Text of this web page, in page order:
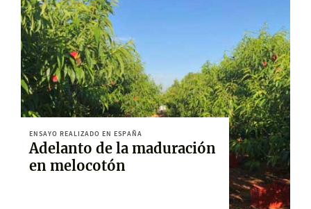
ENSAYO REALIZADO EN ESPAÑA
Adelanto de la maduración
en melocotón